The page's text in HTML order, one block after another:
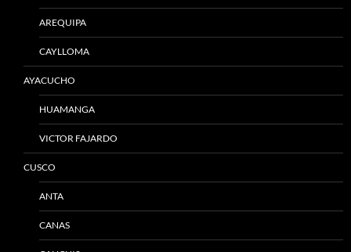
AREQUIPA
CAYLLOMA
AYACUCHO
HUAMANGA
VICTOR FAJARDO
CUSCO
ANTA
CANAS